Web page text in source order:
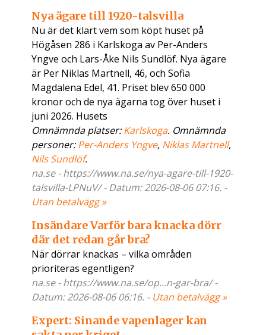
Nya ägare till 1920-talsvilla
Nu är det klart vem som köpt huset på
Högåsen 286 i Karlskoga av Per-Anders
Yngve och Lars-Åke Nils Sundlöf. Nya ägare
är Per Niklas Martnell, 46, och Sofia
Magdalena Edel, 41. Priset blev 650 000
kronor och de nya ägarna tog över huset i
juni 2026. Husets
Omnämnda platser:Karlskoga. Omnämnda
personer:Per-Anders Yngve, Niklas Martnell,
Nils Sundlöf.
na.se - https://www.na.se/nya-agare-till-1920-
talsvilla-LPNuV/ - Datum: 2026-08-06 07:16. -
Utan betalvägg »
Insändare Varför bara knacka dörr
där det redan går bra?
När dörrar knackas – vilka områden
prioriteras egentligen?
na.se - https://www.na.se/op...n-gar-bra/ -
Datum: 2026-08-06 06:16. - Utan betalvägg »
Expert: Sinande vapenlager kan